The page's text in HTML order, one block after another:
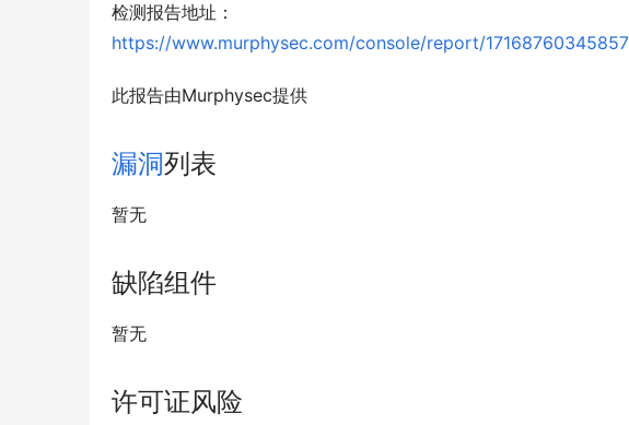
检测报告地址：
https://www.murphysec.com/console/report/
此报告由Murphysec提供
漏洞列表
暂无
缺陷组件
暂无
许可证风险